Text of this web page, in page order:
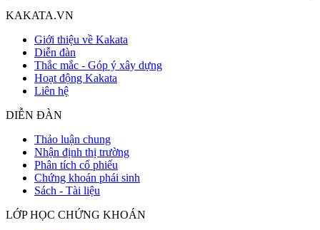
KAKATA.VN
Giới thiệu về Kakata
Diễn đàn
Thắc mắc - Góp ý xây dựng
Hoạt động Kakata
Liên hệ
DIỄN ĐÀN
Thảo luận chung
Nhận định thị trường
Phân tích cổ phiếu
Chứng khoán phái sinh
Sách - Tài liệu
LỚP HỌC CHỨNG KHOÁN